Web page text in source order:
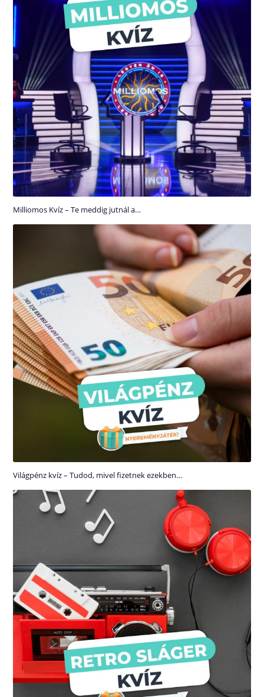
Milliomos Kvíz – Te meddig jutnál a…
Világpénz kvíz – Tudod, mivel fizetnek ezekben…